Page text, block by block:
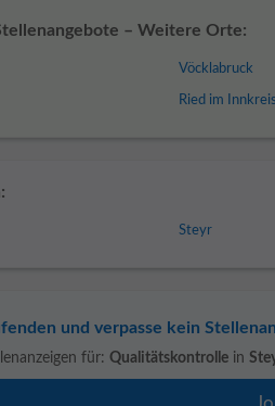
– Weitere Orte:
Vöcklabruck
Ried im Innkreis
Steyr
und verpasse kein
für: Qualitätskontrolle in